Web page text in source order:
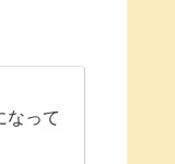
なって